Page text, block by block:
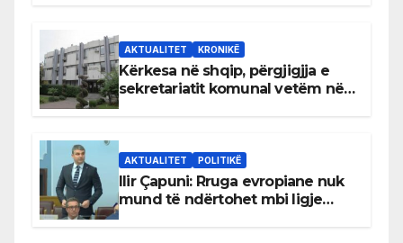
AKTUALITET KRONIKË
Kërkesa në shqip, përgjigjja e
sekretariatit komunal vetëm në
AKTUALITET POLITIKË
Ilir Çapuni: Rruga evropiane nuk
mund të ndërtohet mbi ligje